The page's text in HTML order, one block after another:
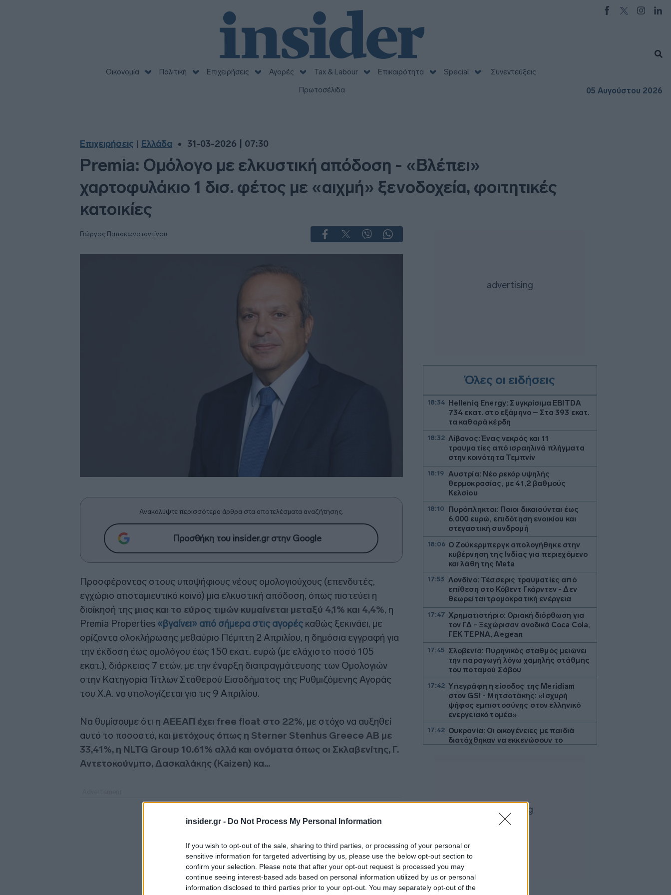
insider.gr - Do Not Process My Personal Information
If you wish to opt-out of the sale, sharing to third parties, or processing of your personal or
sensitive information for targeted advertising by us, please use the below opt-out section to
confirm your selection. Please note that after your opt-out request is processed you may
continue seeing interest-based ads based on personal information utilized by us or personal
information disclosed to third parties prior to your opt-out. You may separately opt-out of the
Οικονομία Πολιτική Επιχειρήσεις Αγορές Tax & Labour Επικαιρότητα Special
Συνεντεύξεις
Πρωτοσέλιδα
05 Αυγούστου 2026
Επιχειρήσεις Ελλάδα 31-03-2026 | 07:30
Premia: Ομόλογο με ελκυστική απόδοση - «Βλέπει»
χαρτοφυλάκιο 1 δισ. φέτος με «αιχμή» ξενοδοχεία, φοιτητικές
κατοικίες
Γιώργος Παπακωνσταντίνου
Ανακαλύψτε περισσότερα άρθρα στα αποτελέσματα αναζήτησης.
Προσθήκη του insider.gr στην Google
Προσφέροντας στους υποψήφιους νέους ομολογιούχους (επενδυτές,
εγχώριο αποταμιευτικό κοινό) μια ελκυστική απόδοση, όπως πιστεύει η
διοίκησή της μιας και το εύρος τιμών κυμαίνεται μεταξύ 4,1% και 4,4%, η
Premia Properties «βγαίνει» από σήμερα στις αγορές καθώς ξεκινάει, με
ορίζοντα ολοκλήρωσης μεθαύριο Πέμπτη 2 Απριλίου, η δημόσια εγγραφή για
την έκδοση έως ομολόγου έως 150 εκατ. ευρώ (με ελάχιστο ποσό 105
εκατ.), διάρκειας 7 ετών, με την έναρξη διαπραγμάτευσης των Ομολογιών
στην Κατηγορία Τίτλων Σταθερού Εισοδήματος της Ρυθμιζόμενης Αγοράς
του Χ.Α. να υπολογίζεται για τις 9 Απριλίου.
Να θυμίσουμε ότι η ΑΕΕΑΠ έχει free float στο 22%, με στόχο να αυξηθεί
αυτό το ποσοστό, και μετόχους όπως η Sterner Stenhus Greece AB με
33,41%, η NLTG Group 10.61% αλλά και ονόματα όπως οι Σκλαβενίτης, Γ.
Αντετοκούνμπο, Δασκαλάκης (Kaizen) κα...
Όλες οι ειδήσεις
18:34
Helleniq Energy: Συγκρίσιμα EBITDA
734 εκατ. στο εξάμηνο – Στα 393 εκατ.
τα καθαρά κέρδη
18:32 Λίβανος: Ένας νεκρός και 11
τραυματίες από ισραηλινά πλήγματα
στην κοινότητα Τεμπνίν
18:19
Αυστρία: Νέο ρεκόρ υψηλής
θερμοκρασίας, με 41,2 βαθμούς
Κελσίου
18:10
Πυρόπληκτοι: Ποιοι δικαιούνται έως
6.000 ευρώ, επιδότηση ενοικίου και
στεγαστική συνδρομή
18:06 Ο Ζούκερμπεργκ απολογήθηκε στην
κυβέρνηση της Ινδίας για περιεχόμενο
και λάθη της Meta
17:53 Λονδίνο: Τέσσερις τραυματίες από
επίθεση στο Κόβεντ Γκάρντεν - Δεν
θεωρείται τρομοκρατική ενέργεια
17:47 Χρηματιστήριο: Οριακή διόρθωση για
τον ΓΔ - Ξεχώρισαν ανοδικά Coca Cola,
ΓΕΚ ΤΕΡΝΑ, Aegean
17:45
Σλοβενία: Πυρηνικός σταθμός μειώνει
την παραγωγή λόγω χαμηλής στάθμης
του ποταμού Σάβου
17:42 Υπεγράφη η είσοδος της Meridiam
στον GSI - Μητσοτάκης: «Ισχυρή
ψήφος εμπιστοσύνης στον ελληνικό
ενεργειακό τομέα»
17:42 Ουκρανία: Οι οικογένειες με παιδιά
διατάχθηκαν να εκκενώσουν το
17:35 Ο Όμιλος Aktor αποκτά το 75% των
Ηλέκτωρ και Thalis
Google: Ομαδική αγωγή από 880.000
6,7 δισ. δολάρια
της διαστημικής υπηρεσίας
Roskosmos